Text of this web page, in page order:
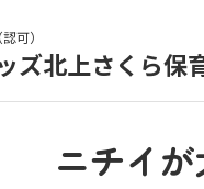
可）
ズ北上さくら保
保育園見学
ニチイ